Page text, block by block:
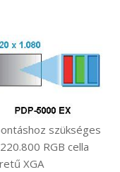
szükséges
RGB cella
XGA